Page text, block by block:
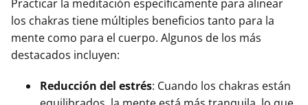
Practicar la meditación específicamente para alinear
los chakras tiene múltiples beneficios tanto para la
mente como para el cuerpo. Algunos de los más
destacados incluyen:
Reducción del estrés: Cuando los chakras están